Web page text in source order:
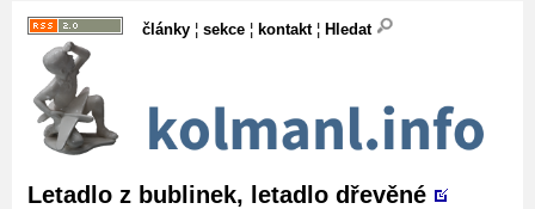
články ¦ sekce ¦ kontakt¦ Hledat
Letadlo z bublinek, letadlo dřevěné